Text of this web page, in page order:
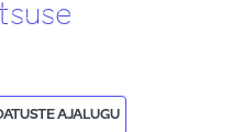
AJALUGU